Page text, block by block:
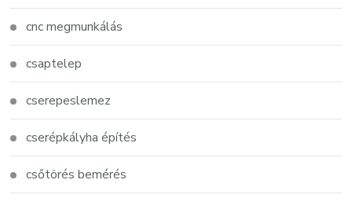
cnc megmunkálás
csaptelep
cserepeslemez
cserépkályha építés
csőtörés bemérés